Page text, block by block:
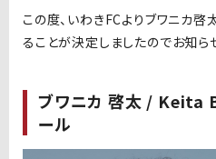
この度、いわきFCよりブワニカ
ることが決定しましたのでお知ら
ブワニカ 啓太 / Keita
ール